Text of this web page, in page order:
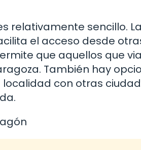
relativamente sencillo.
el acceso desde
que aquellos que
También hay
con otras